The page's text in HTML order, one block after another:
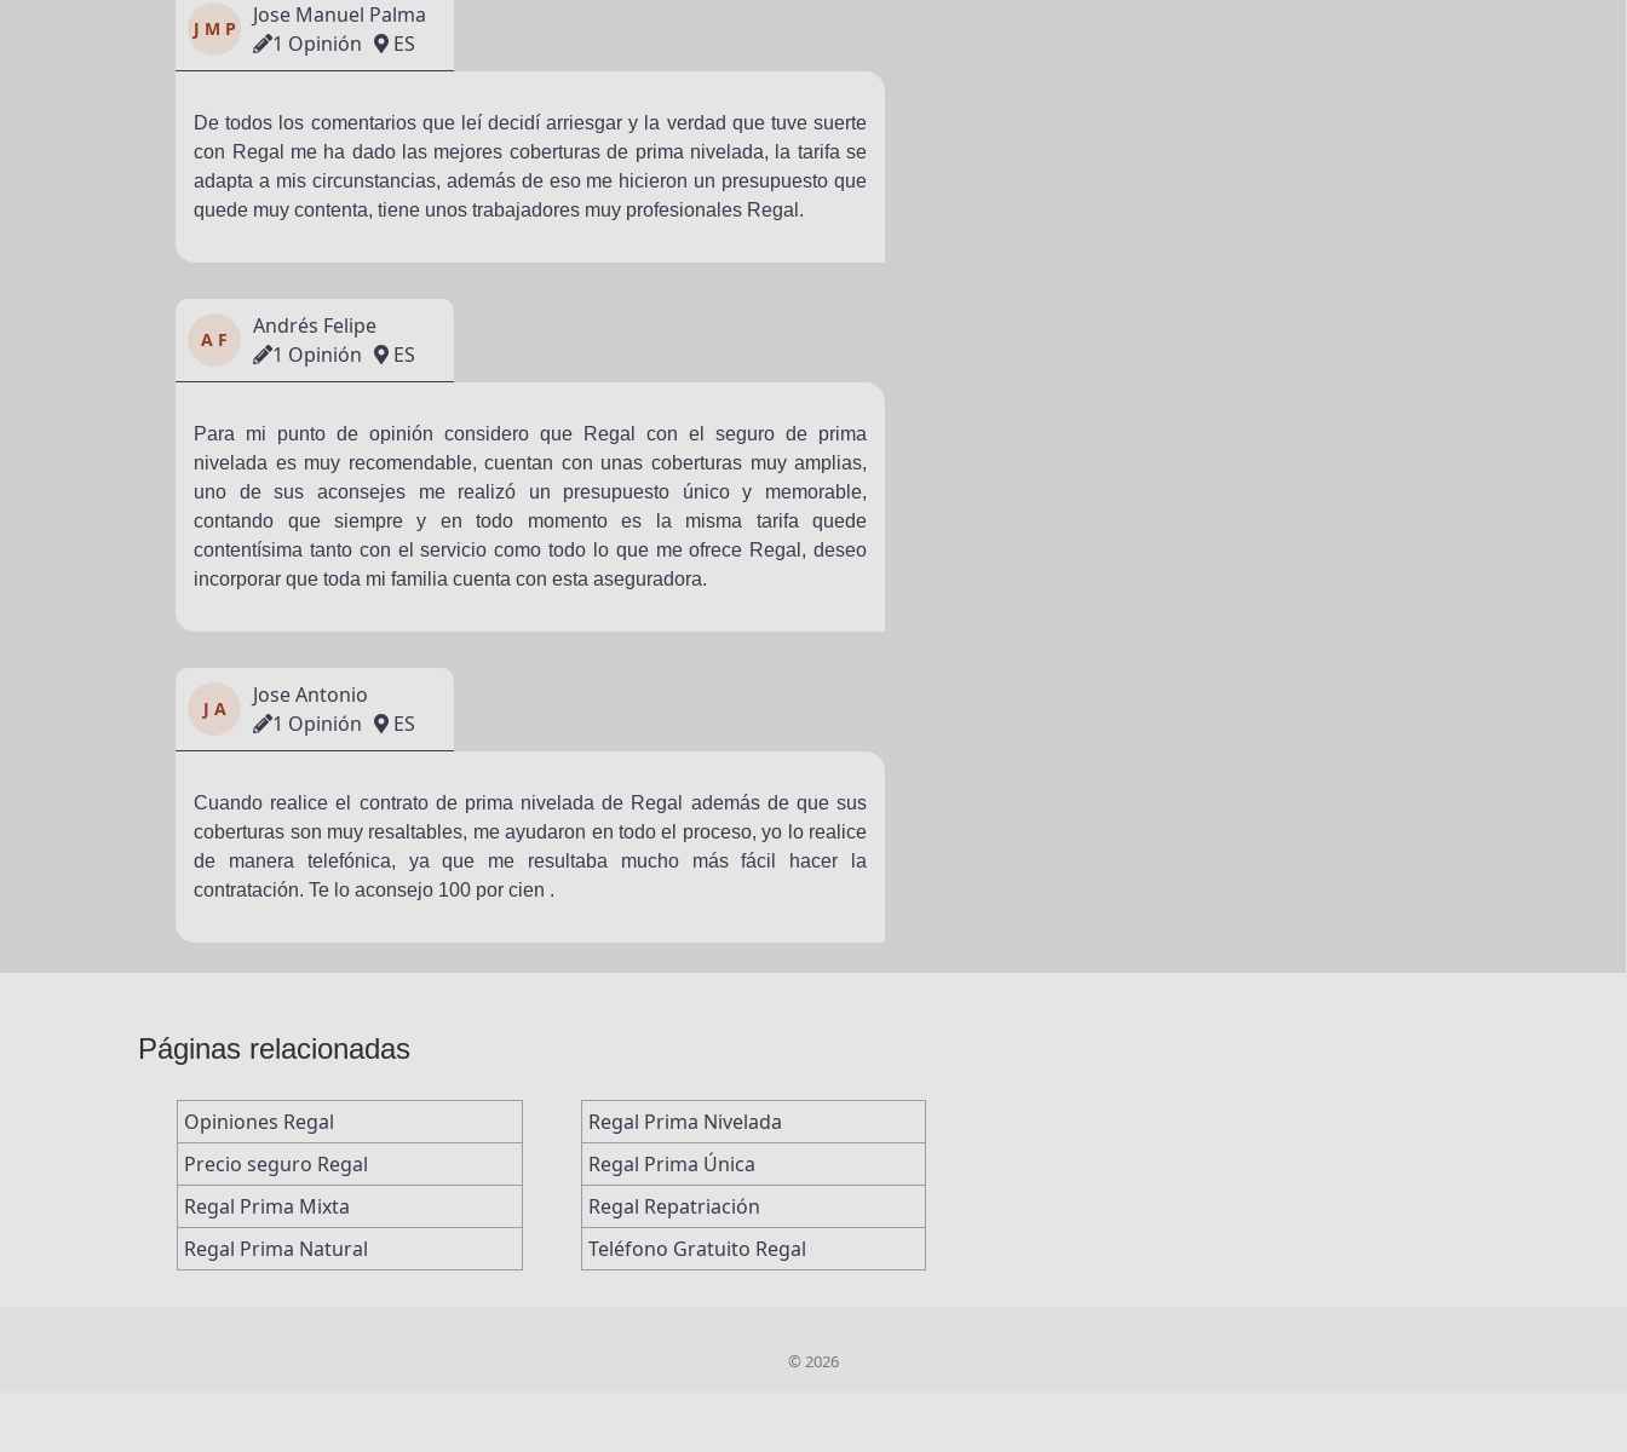
J M P
Jose Manuel Palma
1 Opinión
ES
De todos los comentarios que leí decidí arriesgar y la verdad que tuve suerte
con Regal me ha dado las mejores coberturas de prima nivelada, la tarifa se
adapta a mis circunstancias, además de eso me hicieron un presupuesto que
quede muy contenta, tiene unos trabajadores muy profesionales Regal.
A F
Andrés Felipe
1 Opinión
ES
Para mi punto de opinión considero que Regal con el seguro de prima
nivelada es muy recomendable, cuentan con unas coberturas muy amplias,
uno de sus aconsejes me realizó un presupuesto único y memorable,
contando que siempre y en todo momento es la misma tarifa quede
contentísima tanto con el servicio como todo lo que me ofrece Regal, deseo
incorporar que toda mi familia cuenta con esta aseguradora.
J A
Jose Antonio
1 Opinión
ES
Cuando realice el contrato de prima nivelada de Regal además de que sus
coberturas son muy resaltables, me ayudaron en todo el proceso, yo lo realice
de manera telefónica, ya que me resultaba mucho más fácil hacer la
contratación. Te lo aconsejo 100 por cien .
Páginas relacionadas
Opiniones Regal
Precio seguro Regal
Regal Prima Mixta
Regal Prima Natural
Regal Prima Nivelada
Regal Prima Única
Regal Repatriación
Teléfono Gratuito Regal
© 2026